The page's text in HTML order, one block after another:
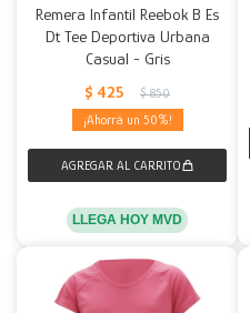
Remera Infantil Reebok B Es
Dt Tee Deportiva Urbana
Casual - Gris
$ 425 $ 850
50
LLEGA HOY MVD